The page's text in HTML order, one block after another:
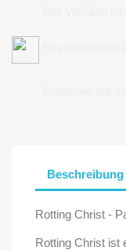
Beschreibung
Rotting Christ -
Rotting Christ ist